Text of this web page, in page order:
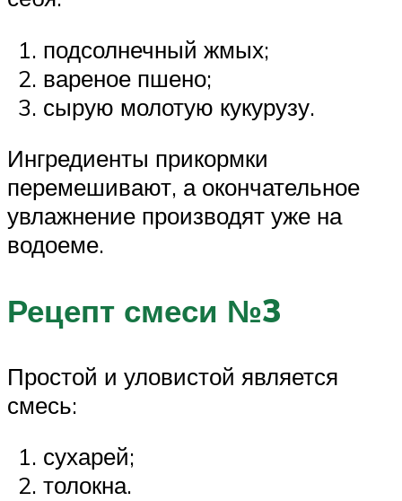
подсолнечный жмых;
вареное пшено;
сырую молотую кукурузу.
Ингредиенты прикормки
перемешивают, а окончательное
увлажнение производят уже на
водоеме.
Рецепт смеси №3
Простой и уловистой является
смесь:
сухарей;
толокна.